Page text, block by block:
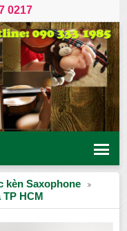
0217
kèn Saxophone
HCM